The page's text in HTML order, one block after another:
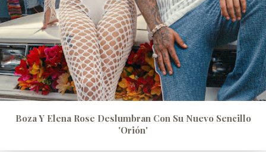
Boza Y Elena Rose Deslumbran Con Su Nuevo Sencillo
'Orión'